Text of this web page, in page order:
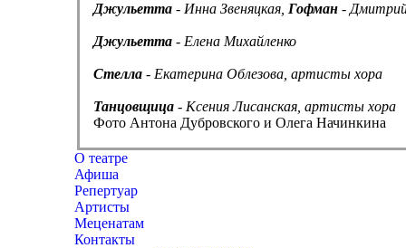
Джульетта - Инна Звеняцкая, Гофман -
Джульетта - Елена Михайленко
Стелла - Екатерина Облезова, артисты хора
Танцовщица - Ксения Лисанская, артисты хора
Фото Антона Дубровского и Олега Начинкина
О театре
Афиша
Репертуар
Артисты
Меценатам
Контакты